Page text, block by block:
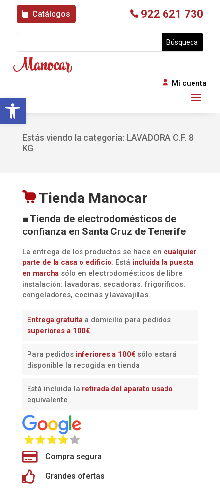
Abrir barra de herramientas
Catálogos 922 621 730
Mi cuenta
Estás viendo la categoría: LAVADORA C.F. 8
KG
Tienda Manocar
■ Tienda de electrodomésticos de
confianza en Santa Cruz de Tenerife
La entrega de los productos se hace en cualquier
parte de la casa o edificio. Está incluída la puesta
en marchasólo en electrodomésticos de libre
instalación: lavadoras, secadoras, frigoríficos,
congeladores, cocinas y lavavajillas.
Entrega gratuitaa domicilio para pedidos
superiores a 100€
Para pedidos inferiores a 100€ sólo estará
disponible la recogida en tienda
Está incluida la retirada del aparato usado
equivalente
 Compra segura
 Grandes ofertas